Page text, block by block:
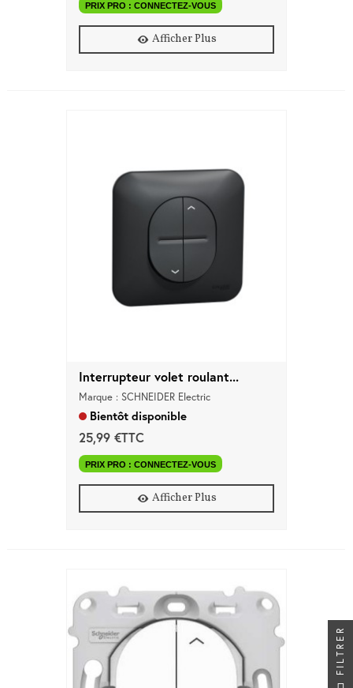
PRIX PRO : CONNECTEZ-VOUS
Afficher Plus
Interrupteur volet roulant...
Marque : SCHNEIDER Electric
Bientôt disponible
25,99 €TTC
PRIX PRO : CONNECTEZ-VOUS
Afficher Plus
FILTRER